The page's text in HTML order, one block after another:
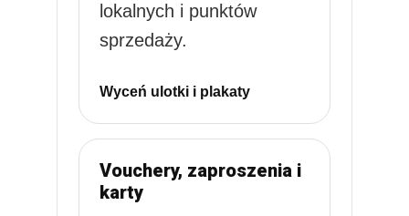
lokalnych i punktów
sprzedaży.
Wyceń ulotki i plakaty
Vouchery, zaproszenia i
karty